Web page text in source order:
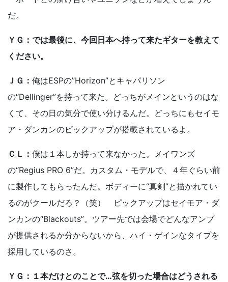
だ。
ＹＧ：では最後に、今回日本へ持って来たギターを教えて
ください。
ＪＧ： 俺はESPの”Horizon”とキャパリソン
の“Dellinger”を持って来た。どっちがメインというのはな
くて、その日の気分で使い分けるんだ。どっちにもセイモ
ア・ダンカンのピックアップが搭載されているよ。
ＣＬ： 僕は１本しか持って来なかった。メイワンズ
の“Regius PRO 6”だ。カスタム・モデルで、４年ぐらい前
に製作してもらったんだ。ボディーに“真剣”と描かれてい
るのがクールだろ？（笑） ピックアップはセイモア・ダ
ンカンの“Blackouts”。ツアー先では会場でどんなアンプ
が提供されるか分からないから、ハイ・ゲインなタイプを
採用しているのさ。
ＹＧ：１本だけとのことで…弦を切った場合はどうされる